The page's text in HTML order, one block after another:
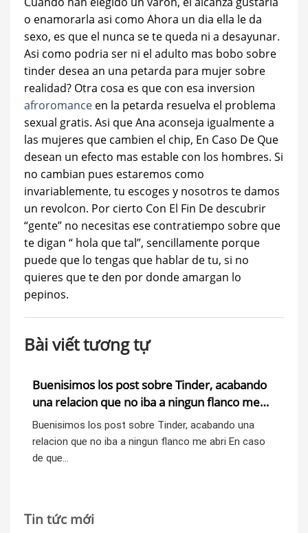
o enamorarla asi­ como Ahora un dia ella le da
sexo, es que el nunca se te queda ni a desayunar.
Asi­ como podri­a ser ni el adulto mas bobo sobre
tinder desea an una petarda para mujer sobre
realidad? Otra cosa es que con esa inversion
afroromance en la petarda resuelva el problema
sexual gratis. Asi que Ana aconseja igualmente a
las mujeres que cambien el chip, En Caso De Que
desean un efecto mas estable con los hombres. Si
no cambian pues estaremos como
invariablemente, tu escoges y nosotros te damos
un revolcon. Por cierto Con El Fin De descubrir
“gente” no necesitas ese contratiempo sobre que
te digan “ hola que tal”, sencillamente porque
puede que lo tengas que hablar de tu, si no
quieres que te den por donde amargan lo
pepinos.
Bài viết tương tự
Buenisimos los post sobre Tinder, acabando
una relacion que no iba a ningun flanco me
abri
Buenisimos los post sobre Tinder, acabando una
relacion que no iba a ningun flanco me abri En caso
de que…
Tin tức mới